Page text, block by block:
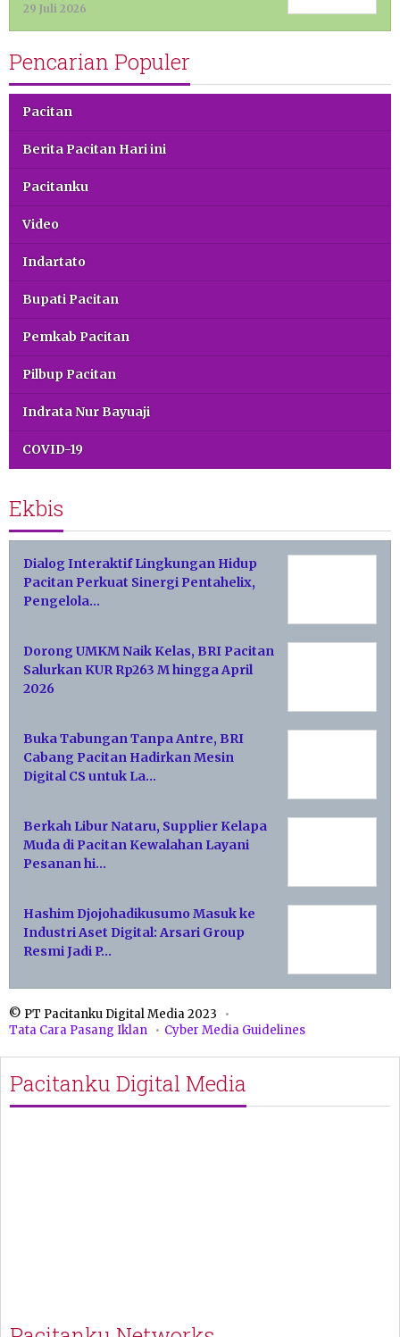
29 Juli 2026
Pencarian Populer
Pacitan
Berita Pacitan Hari ini
Pacitanku
Video
Indartato
Bupati Pacitan
Pemkab Pacitan
Pilbup Pacitan
Indrata Nur Bayuaji
COVID-19
Ekbis
Dialog Interaktif Lingkungan Hidup
Pacitan Perkuat Sinergi Pentahelix,
Pengelola…
Dorong UMKM Naik Kelas, BRI Pacitan
Salurkan KUR Rp263 M hingga April
2026
Buka Tabungan Tanpa Antre, BRI
Cabang Pacitan Hadirkan Mesin
Digital CS untuk La…
Berkah Libur Nataru, Supplier Kelapa
Muda di Pacitan Kewalahan Layani
Pesanan hi…
Hashim Djojohadikusumo Masuk ke
Industri Aset Digital: Arsari Group
Resmi Jadi P…
© PT Pacitanku Digital Media 2023
Tata Cara Pasang Iklan
Cyber Media Guidelines
Pacitanku Digital Media